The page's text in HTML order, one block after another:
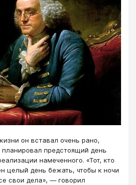
он вставал очень рано,
планировал предстоящий день
намеченного. «Тот, кто
целый день бежать, чтобы к ночи
свои дела», — говорил